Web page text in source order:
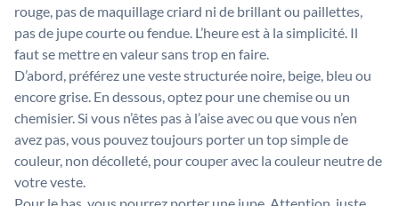
rouge, pas de maquillage criard ni de brillant ou paillettes,
pas de jupe courte ou fendue. L’heure est à la simplicité. Il
faut se mettre en valeur sans trop en faire.
D’abord, préférez une veste structurée noire, beige, bleu ou
encore grise. En dessous, optez pour une chemise ou un
chemisier. Si vous n’êtes pas à l’aise avec ou que vous n’en
avez pas, vous pouvez toujours porter un top simple de
couleur, non décolleté, pour couper avec la couleur neutre de
votre veste.